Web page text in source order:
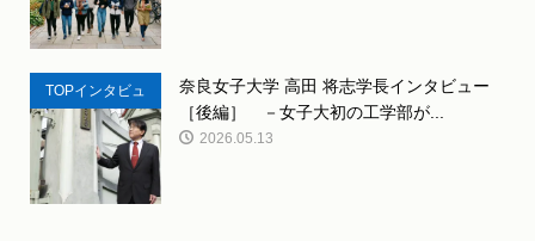
TOPインタビュ
ー
奈良女子大学 高田 将志学長インタビュー
［後編］ －女子大初の工学部が...
2026.05.13